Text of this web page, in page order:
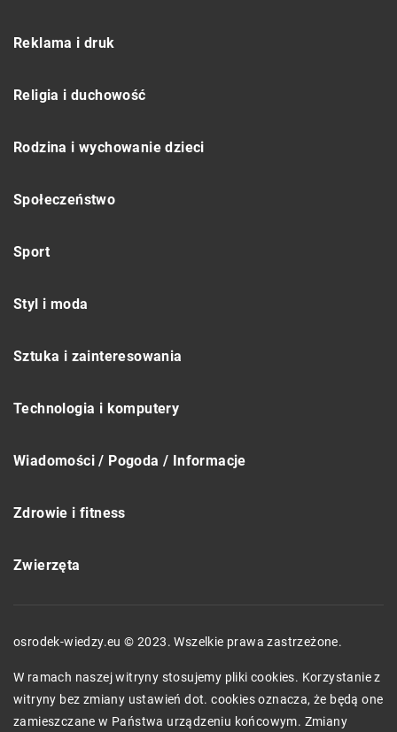
Reklama i druk
Religia i duchowość
Rodzina i wychowanie dzieci
Społeczeństwo
Sport
Styl i moda
Sztuka i zainteresowania
Technologia i komputery
Wiadomości / Pogoda / Informacje
Zdrowie i fitness
Zwierzęta
osrodek-wiedzy.eu © 2023. Wszelkie prawa zastrzeżone.
W ramach naszej witryny stosujemy pliki cookies. Korzystanie z
witryny bez zmiany ustawień dot. cookies oznacza, że będą one
zamieszczane w Państwa urządzeniu końcowym. Zmiany